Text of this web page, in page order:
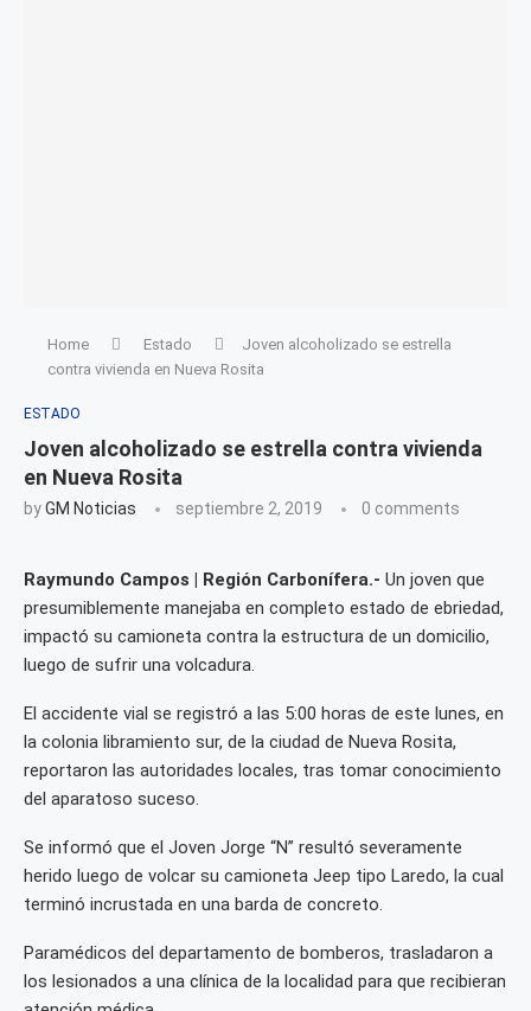
Home Estado
Joven alcoholizado se estrella
contra vivienda en Nueva Rosita
ESTADO
Joven alcoholizado se estrella contra vivienda
en Nueva Rosita
byGM Noticias septiembre 2, 2019 0 comments
Raymundo Campos | Región Carbonífera.- Un joven que
presumiblemente manejaba en completo estado de ebriedad,
impactó su camioneta contra la estructura de un domicilio,
luego de sufrir una volcadura.
El accidente vial se registró a las 5:00 horas de este lunes, en
la colonia libramiento sur, de la ciudad de Nueva Rosita,
reportaron las autoridades locales, tras tomar conocimiento
del aparatoso suceso.
Se informó que el Joven Jorge “N” resultó severamente
herido luego de volcar su camioneta Jeep tipo Laredo, la cual
terminó incrustada en una barda de concreto.
Paramédicos del departamento de bomberos, trasladaron a
los lesionados a una clínica de la localidad para que recibieran